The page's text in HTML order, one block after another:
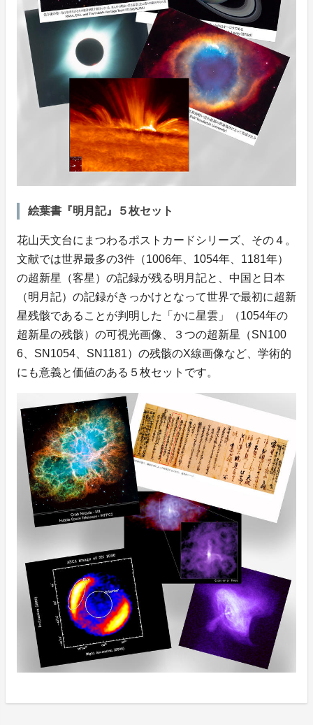
絵葉書『明月記』５枚セット
花山天文台にまつわるポストカードシリーズ、その４。
文献では世界最多の3件（1006年、1054年、1181年）
の超新星（客星）の記録が残る明月記と、中国と日本
（明月記）の記録がきっかけとなって世界で最初に超新
星残骸であることが判明した「かに星雲」（1054年の
超新星の残骸）の可視光画像、３つの超新星（SN100
6、SN1054、SN1181）の残骸のX線画像など、学術的
にも意義と価値のある５枚セットです。